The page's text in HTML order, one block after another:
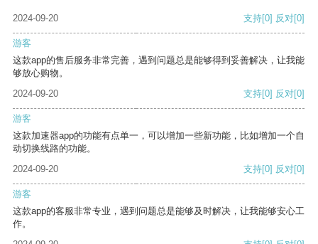
2024-09-20 支持[0] 反对[0]
游客
这款app的售后服务非常完善，遇到问题总是能够得到妥善解决，让我能
够放心购物。
2024-09-20
支持[0] 反对[0]
游客
这款加速器app的功能有点单一，可以增加一些新功能，比如增加一个自
动切换线路的功能。
2024-09-20
支持[0] 反对[0]
游客
这款app的客服非常专业，遇到问题总是能够及时解决，让我能够安心工
作。